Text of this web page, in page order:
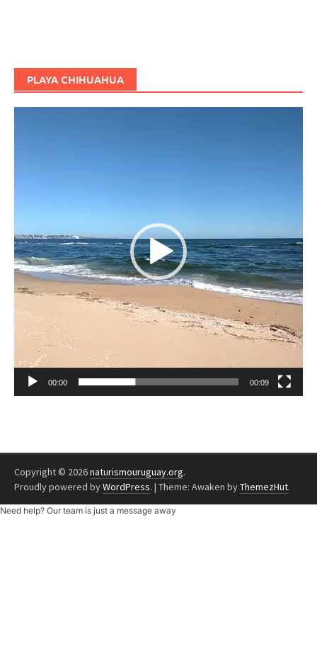
PLAYA CHIHUAHUA
00:00 00:09
Copyright © 2026naturismouruguay.org.
Proudly powered byWordPress. | Theme: Awaken byThemezHut.
Need help? Our team is just a message away